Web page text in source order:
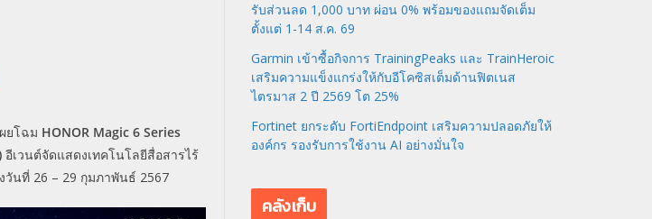
ยโฉม HONOR Magic 6 Series
อีเวนต์จัดแสดงเทคโนโลยีสื่อสารไร้
นที่ 26 – 29 กุมภาพันธ์ 2567
รับส่วนลด 1,000 บาท ผ่อน 0% พร้อมของแถมจัดเต็ม
ตั้งแต่ 1-14 ส.ค. 69
Garmin เข้าซื้อกิจการ TrainingPeaks และ TrainHeroic
เสริมความแข็งแกร่งให้กับอีโคซิสเต็มด้านฟิตเนส
ไตรมาส 2 ปี 2569 โต 25%
Fortinet ยกระดับ FortiEndpoint เสริมความปลอดภัยให้
องค์กร รองรับการใช้งาน AI อย่างมั่นใจ
คลังเก็บ